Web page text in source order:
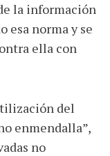
la información
esa norma y se
ella con
del
enmendalla”,
no